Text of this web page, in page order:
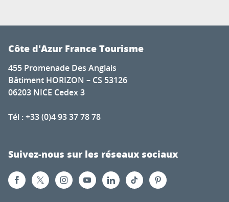
Côte d'Azur France Tourisme
455 Promenade Des Anglais
Bâtiment HORIZON – CS 53126
06203 NICE Cedex 3
Tél : +33 (0)4 93 37 78 78
Suivez-nous sur les réseaux sociaux